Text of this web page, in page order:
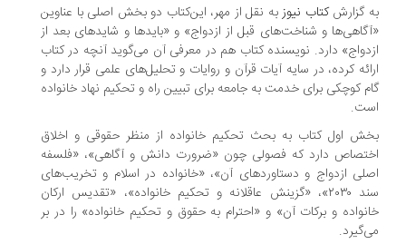
گزارشکتاب نیوزبه نقل از مهر، این‌کتاب دو بخش اصلی با عناوین
و شناخت‌های قبل از ازدواج» و «بایدها و شایدهای بعد از
دارد. نویسنده کتاب هم در معرفی آن می‌گوید آنچه‌ در کتاب
کرده، در سایه آیات قرآن و روایات و تحلیل‌های علمی قرار دارد و
کوچکی برای خدمت به جامعه برای تبیین راه و تحکیم نهاد خانواده
اول کتاب به بحث تحکیم خانواده از منظر حقوقی و اخلاق
دارد که فصولی چون «ضرورت دانش و آگاهی»، «فلسفه
ازدواج و دستاوردهای آن»، «خانواده در اسلام و تخریب‌های
سند ۲۰۳۰»، «گزینش عاقلانه و تحکیم خانواده»، «تقدیس ارکان
و برکات آن» و «احترام به حقوق و تحکیم خانواده» را در بر